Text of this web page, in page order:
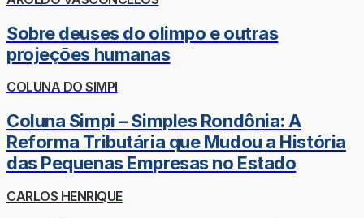
Sobre deuses do olimpo e outras
projeções humanas
COLUNA DO SIMPI
Coluna Simpi – Simples Rondônia: A
Reforma Tributária que Mudou a História
das Pequenas Empresas no Estado
CARLOS HENRIQUE